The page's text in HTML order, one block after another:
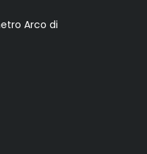
Arco di